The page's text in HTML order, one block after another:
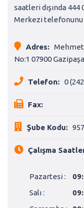
saatleri dışında 444
Merkezi telefonunu
Adres: Mehmet
No:1 07900
Telefon: 0
Fax:
Şube Kodu:
Çalışma
Pazartesi :
Salı :